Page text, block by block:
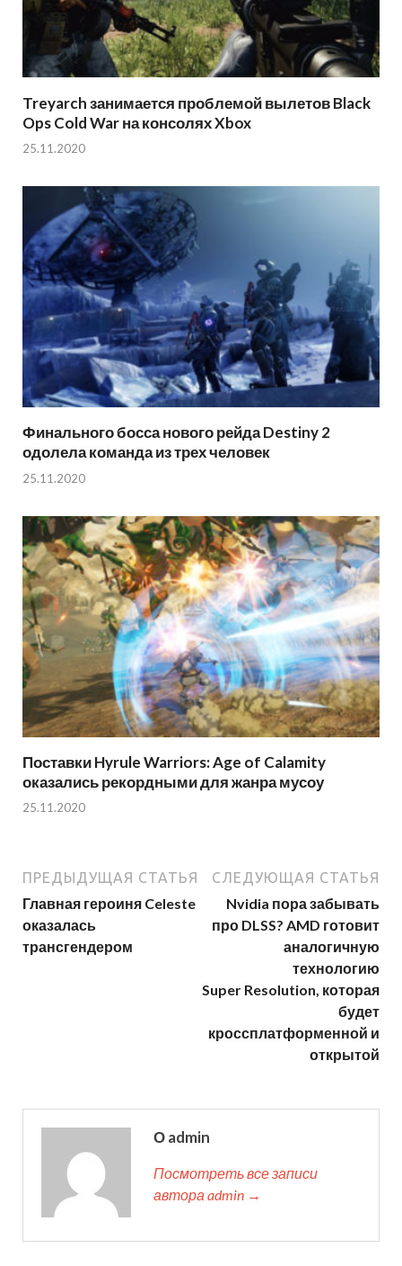
Treyarch занимается проблемой вылетов Black
Ops Cold War на консолях Xbox
25.11.2020
Финального босса нового рейда Destiny 2
одолела команда из трех человек
25.11.2020
Поставки Hyrule Warriors: Age of Calamity
оказались рекордными для жанра мусоу
25.11.2020
ПРЕДЫДУЩАЯ СТАТЬЯ
Главная героиня Celeste
оказалась
трансгендером
СЛЕДУЮЩАЯ СТАТЬЯ
Nvidia пора забывать
про DLSS? AMD готовит
аналогичную
технологию
Super Resolution, которая
будет
кроссплатформенной и
открытой
О admin
Посмотреть все записи
автора admin →